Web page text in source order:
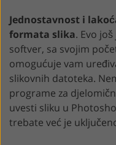
Jednostavnost i
formata slika. Evo
softver, sa svojim
omogućuje vam
slikovnih datoteka.
programe za
uvesti sliku u
trebate već je